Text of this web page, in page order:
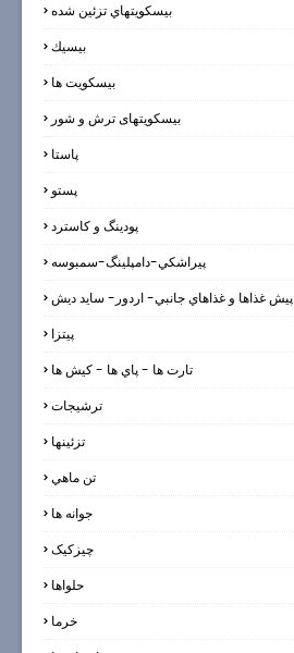
بيسكويتهاي تزئين شده
بيسيك
بیسکویت ها
بیسکویتهای ترش و شور
پاستا
پستو
پودینگ و کاسترد
پيراشكي-دامپلينگ-سمبوسه
پيش غذاها و غذاهاي جانبي- اردور- سايد ديش
پیتزا
تارت ها - پاي ها - كيش ها
ترشيجات
تزئینها
تن ماهي
جوانه ها
چیزکیک
حلواها
خرما